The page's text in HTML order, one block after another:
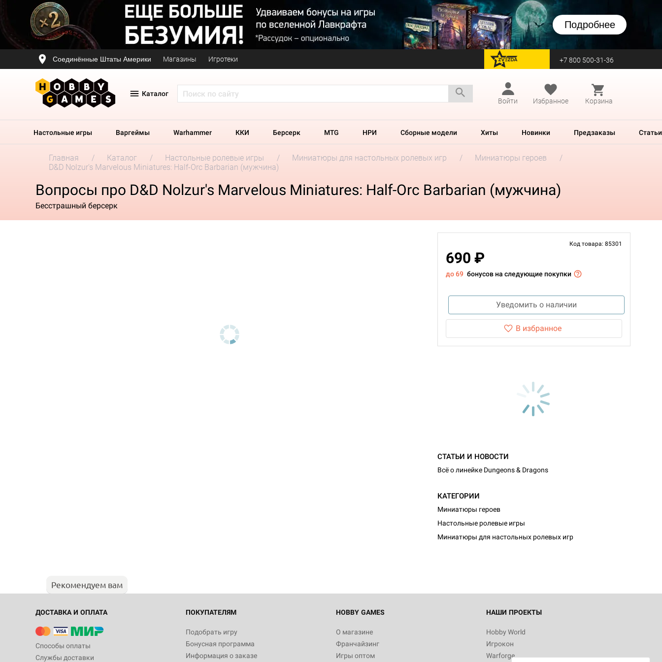
Подробнее
Соединённые Штаты Америки Магазины Игротеки перейти на Zvezda +7 800 500-31-36
Каталог
Войти
Избранное Корзина
Настольные игры Варгеймы Warhammer ККИ Берсерк MTG НРИ Сборные модели Хиты Новинки Предзаказы Статьи
Главная Каталог Настольные ролевые игры Миниатюры для настольных ролевых игр
Миниатюры героев
D&D Nolzur's Marvelous Miniatures: Half-Orc Barbarian (мужчина)
Вопросы про D&D Nolzur's Marvelous Miniatures: Half-Orc Barbarian (мужчина)
Бесстрашный берсерк
Код товара: 85301
690 ₽
до 69 бонусов на следующие покупки
Уведомить о наличии
В избранное
СТАТЬИ И НОВОСТИ
Всё о линейке Dungeons & Dragons
КАТЕГОРИИ
Миниатюры героев
Настольные ролевые игры
Миниатюры для настольных ролевых игр
Рекомендуем вам
ДОСТАВКА И ОПЛАТА
Способы оплаты
Службы доставки
ПОКУПАТЕЛЯМ
Подобрать игру
Бонусная программа
Информация о заказе
HOBBY GAMES
О магазине
Франчайзинг
Игры оптом
НАШИ ПРОЕКТЫ
Hobby World
Игрокон
Warforge